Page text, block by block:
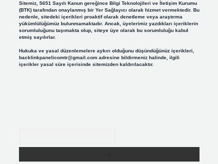
Sitemiz, 5651 Sayılı Kanun gereğince Bilgi Teknolojileri ve İletişim Kurumu
(BTK) tarafından onaylanmış bir Yer Sağlayıcı olarak hizmet vermektedir. Bu
nedenle, sitedeki içerikleri proaktif olarak denetleme veya araştırma
yükümlülüğümüz bulunmamaktadır. Ancak, üyelerimiz yazdıkları içeriklerin
sorumluluğunu taşımakta olup, siteye üye olarak bu sorumluluğu kabul
etmiş sayılırlar.
Hukuka ve yasal düzenlemelere aykırı olduğunu düşündüğünüz içerikleri,
backlinkpanelicomtr@gmail.comadresine bildirmeniz halinde, ilgili
içerikler yasal süre içerisinde sitemizden kaldırılacaktır.